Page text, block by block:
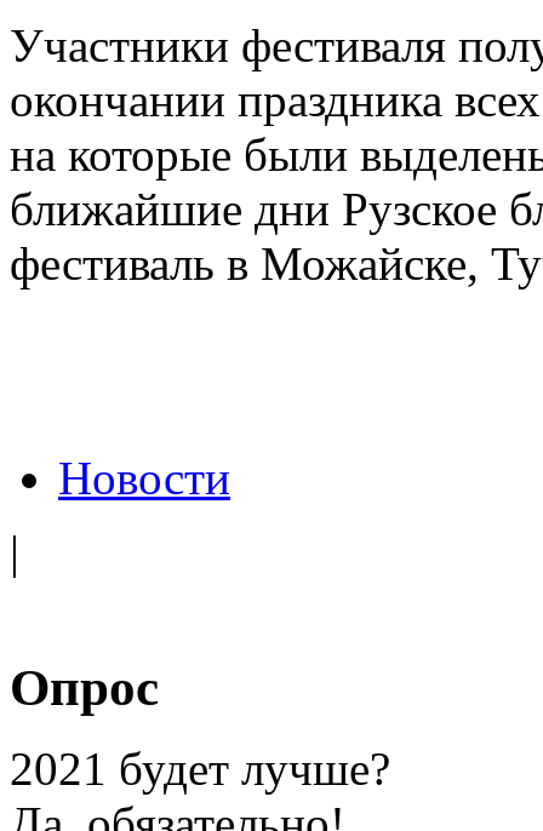
Участники фестиваля
окончании праздника
на которые были
ближайшие дни Рузское
фестиваль в Можайске,
Новости
|
Опрос
2021 будет лучше?